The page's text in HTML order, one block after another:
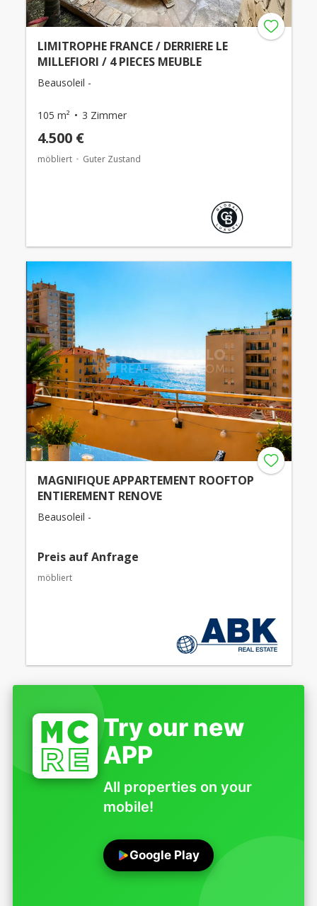
LIMITROPHE FRANCE / DERRIERE LE
MILLEFIORI / 4 PIECES MEUBLE
Beausoleil -
105 m² 3 Zimmer
4.500 €
möbliert Guter Zustand
MAGNIFIQUE APPARTEMENT ROOFTOP
ENTIEREMENT RENOVE
Beausoleil -
Preis auf Anfrage
möbliert
Try our new
APP
All properties on your
mobile!
Google Play